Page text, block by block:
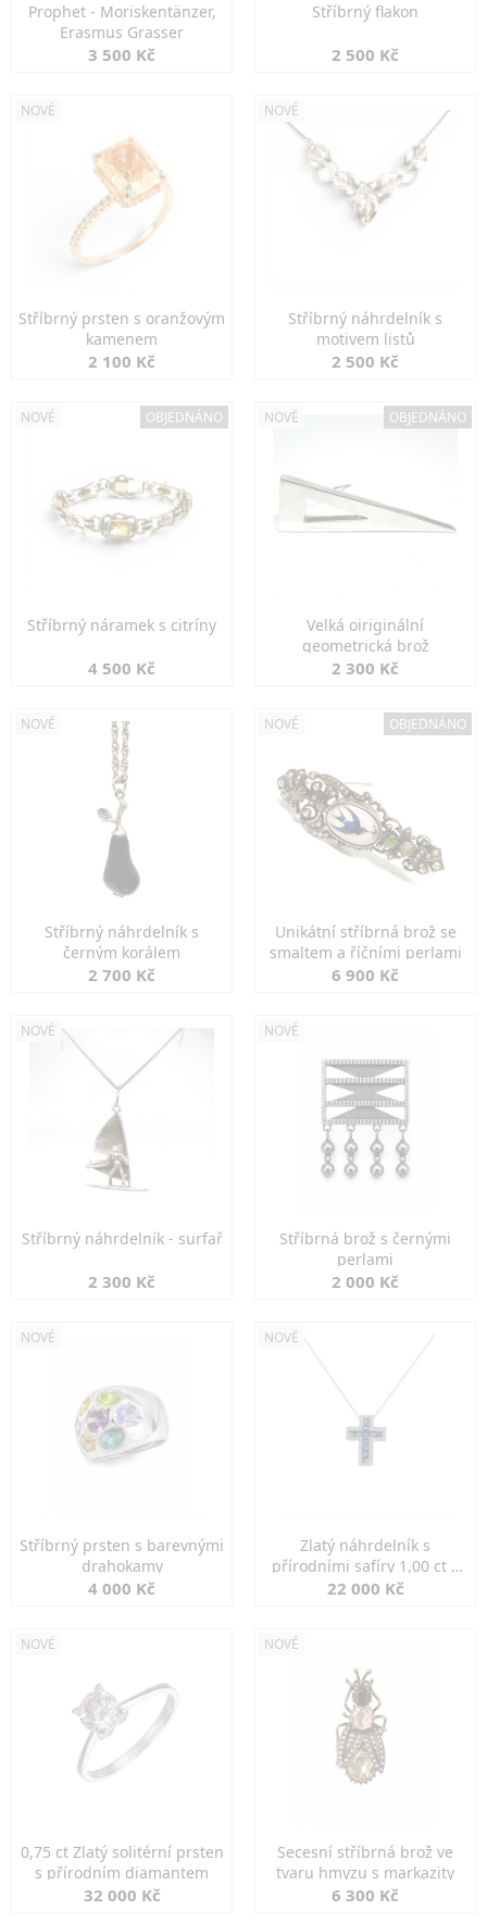
Prophet - Moriskentänzer,
Erasmus Grasser
3 500 Kč
Stříbrný flakon
2 500 Kč
NOVÉ
Stříbrný prsten s oranžovým
kamenem
2 100 Kč
NOVÉ
Stříbrný náhrdelník s
motivem listů
2 500 Kč
NOVÉ OBJEDNÁNO
Stříbrný náramek s citríny
4 500 Kč
NOVÉ OBJEDNÁNO
Velká oiriginální
geometrická brož
2 300 Kč
NOVÉ
Stříbrný náhrdelník s
černým korálem
2 700 Kč
NOVÉ OBJEDNÁNO
Unikátní stříbrná brož se
smaltem a říčními perlami
6 900 Kč
NOVÉ
Stříbrný náhrdelník - surfař
2 300 Kč
NOVÉ
Stříbrná brož s černými
perlami
2 000 Kč
NOVÉ
Stříbrný prsten s barevnými
drahokamy
4 000 Kč
NOVÉ
Zlatý náhrdelník s
přírodními safíry 1,00 ct a
diamanty
22 000 Kč
NOVÉ
0,75 ct Zlatý solitérní prsten
s přírodním diamantem
32 000 Kč
NOVÉ
Secesní stříbrná brož ve
tvaru hmyzu s markazity
6 300 Kč